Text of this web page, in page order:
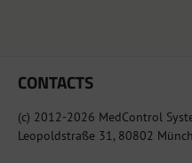
CONTACTS
(c) 2012-2026 MedControl
Leopoldstraße 31, 80802